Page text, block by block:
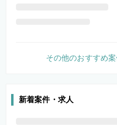
その他のおすすめ
新着案件・求人